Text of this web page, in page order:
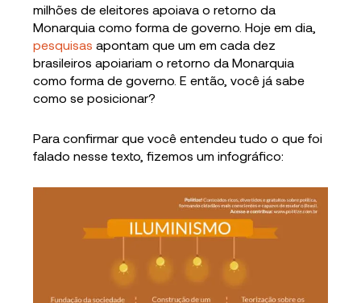
milhões de eleitores apoiava o retorno da
Monarquia como forma de governo. Hoje em dia,
pesquisas apontam que um em cada dez
brasileiros apoiariam o retorno da Monarquia
como forma de governo. E então, você já sabe
como se posicionar?
Para confirmar que você entendeu tudo o que foi
falado nesse texto, fizemos um infográfico: